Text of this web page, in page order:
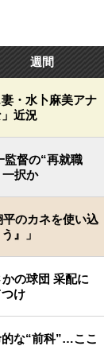
週間
・水卜麻美アナ
近況
監督の“再就職
択か
のカネを使い込
』」
の球団 采配に
け
な“前科”…ここ